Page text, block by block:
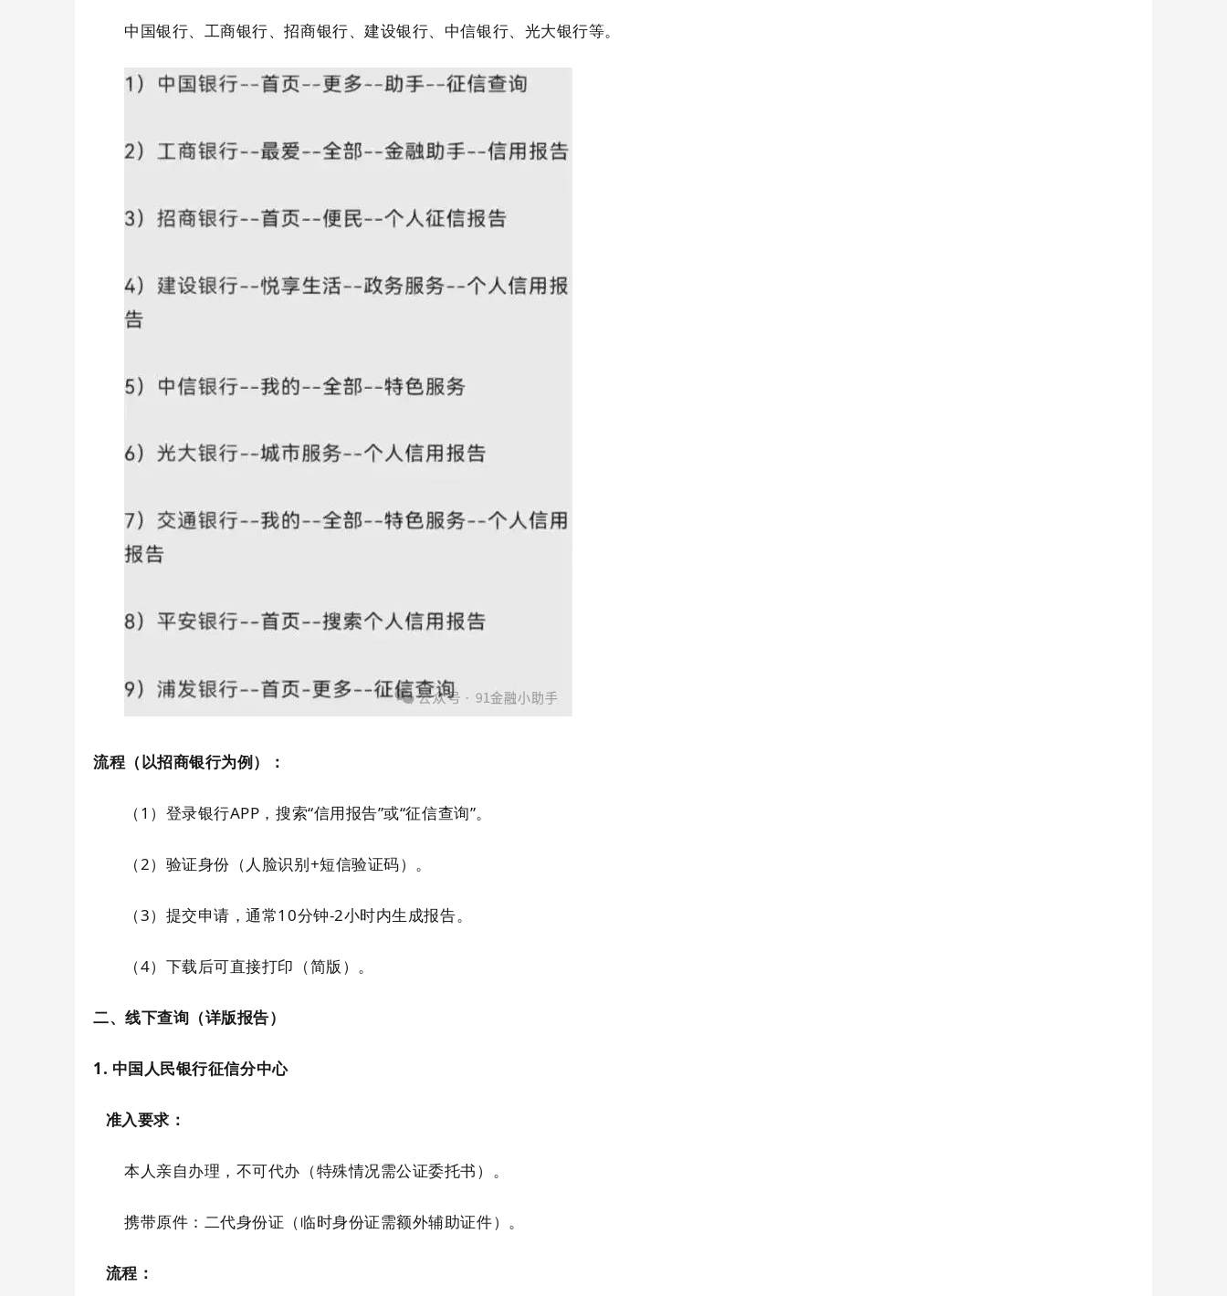
中国银行、 工商银行、招商银行、建设银行、中信银行、 光大银行等。
流程（以招商银行为例）：
（1）登录银行APP，搜索“信用报告”或“征信查询”。
（2）验证身份（人脸识别+短信验证码）。
（3）提交申请，通常10分钟-2小时内生成报告。
（4）下载后可直接打印（简版）。
二、线下查询（详版报告）
1. 中国人民银行征信分中心
准入要求：
本人亲自办理，不可代办（特殊情况需公证委托书）。
携带原件：二代身份证（临时身份证需额外辅助证件）。
流程：